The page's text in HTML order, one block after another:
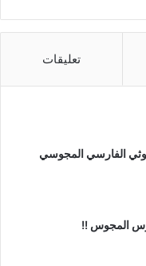
تعليقات
الفارسي المجوسي
المجوس !!